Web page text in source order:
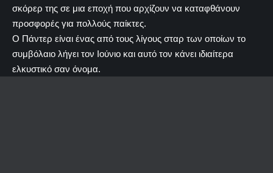
σκόρερ της σε μια εποχή που αρχίζουν να καταφθάνουν
προσφορές για πολλούς παίκτες.
Ο Πάντερ είναι ένας από τους λίγους σταρ των οποίων το
συμβόλαιο λήγει τον Ιούνιο και αυτό τον κάνει ιδιαίτερα
ελκυστικό σαν όνομα.